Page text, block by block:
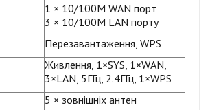
1 × 10/100M WAN порт
3 × 10/100M LAN порту
Перезавантаження, WPS
Живлення, 1×SYS, 1×WAN,
3×LAN, 5ГГц, 2.4ГГц, 1×WPS
5 × зовнішніх антен